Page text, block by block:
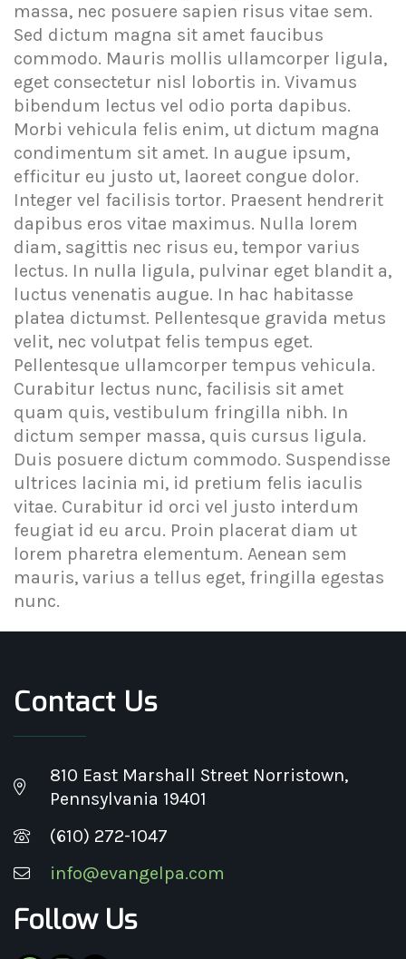
massa, nec posuere sapien risus vitae sem.
Sed dictum magna sit amet faucibus
commodo. Mauris mollis ullamcorper ligula,
eget consectetur nisl lobortis in. Vivamus
bibendum lectus vel odio porta dapibus.
Morbi vehicula felis enim, ut dictum magna
condimentum sit amet. In augue ipsum,
efficitur eu justo ut, laoreet congue dolor.
Integer vel facilisis tortor. Praesent hendrerit
dapibus eros vitae maximus. Nulla lorem
diam, sagittis nec risus eu, tempor varius
lectus. In nulla ligula, pulvinar eget blandit a,
luctus venenatis augue. In hac habitasse
platea dictumst. Pellentesque gravida metus
velit, nec volutpat felis tempus eget.
Pellentesque ullamcorper tempus vehicula.
Curabitur lectus nunc, facilisis sit amet
quam quis, vestibulum fringilla nibh. In
dictum semper massa, quis cursus ligula.
Duis posuere dictum commodo. Suspendisse
ultrices lacinia mi, id pretium felis iaculis
vitae. Curabitur id orci vel justo interdum
feugiat id eu arcu. Proin placerat diam ut
lorem pharetra elementum. Aenean sem
mauris, varius a tellus eget, fringilla egestas
nunc.
Contact Us
810 East Marshall Street Norristown,
Pennsylvania 19401
(610) 272-1047
info@evangelpa.com
Follow Us